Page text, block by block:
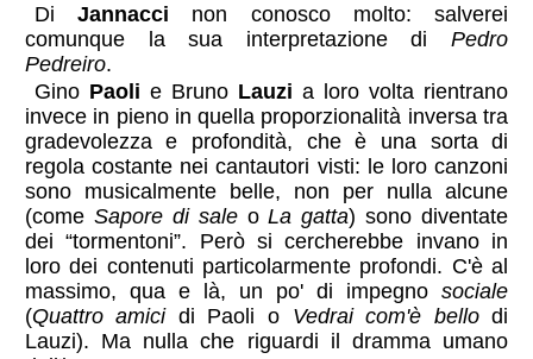
DiJannacci non conosco molto: salverei
comunque la sua interpretazione diPedro
Pedreiro.
Gino Paoli e Bruno Lauzi a loro volta rientrano
invece in pieno in quella proporzionalità inversa tra
gradevolezza e profondità, che è una sorta di
regola costante nei cantautori visti: le loro canzoni
sono musicalmente belle, non per nulla alcune
(come Sapore di saleoLa gatta) sono diventate
dei “tormentoni”. Però si cercherebbe invano in
loro dei contenuti particolarmente profondi. C'è al
massimo, qua e là, un po' di impegnosociale
(Quattro amicidi Paoli o Vedrai com'è bellodi
Lauzi). Ma nulla che riguardi il dramma umano